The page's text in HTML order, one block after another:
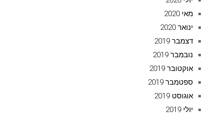
מאי 2020
ינואר 2020
דצמבר 2019
נובמבר 2019
אוקטובר 2019
ספטמבר 2019
אוגוסט 2019
יולי 2019